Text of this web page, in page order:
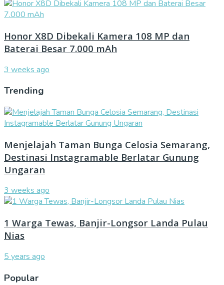
Honor X8D Dibekali Kamera 108 MP dan
Baterai Besar 7.000 mAh
3 weeks ago
Trending
Menjelajah Taman Bunga Celosia Semarang,
Destinasi Instagramable Berlatar Gunung
Ungaran
3 weeks ago
1 Warga Tewas, Banjir-Longsor Landa Pulau
Nias
5 years ago
Popular